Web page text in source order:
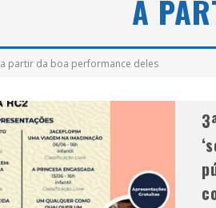
A
a partir da boa performance deles